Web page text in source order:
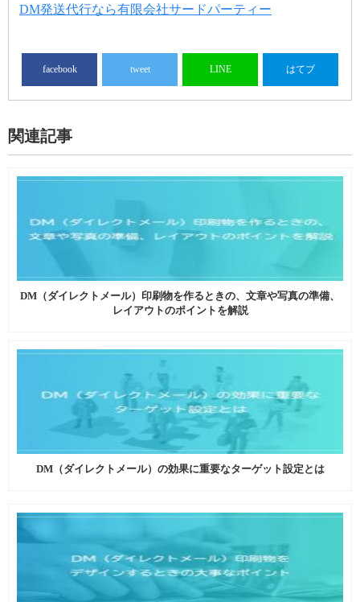
DM発送代行なら有限会社サードパーティー
facebook tweet LINE はてブ
関連記事
DM（ダイレクトメール）印刷物を作るときの、文章や写真の準備、
レイアウトのポイントを解説
DM（ダイレクトメール）の効果に重要なターゲット設定とは